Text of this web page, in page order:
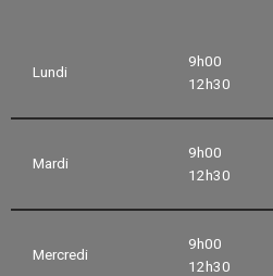
Lundi
9h00
12h30
Mardi
9h00
12h30
Mercredi
9h00
12h30